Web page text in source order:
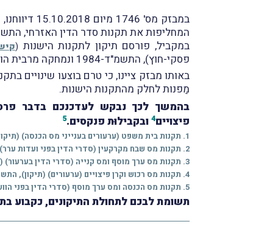
במבזק מס' 1746 מיום 15.10.2018 דיווחנו, בין היתר, על פרסומן של תקנות סדר הדין האזרחי, התשע"ט-2018 (
המחליפות את תקנות סדר הדין האזרחי, התשמ"ד-
במקביל, פורסם תיקון לתקנות הישנות (
פסקי-חוץ), התשמ"ד-1984 ונמחקה מרבית הוראותיהן.
באותו מבזק ציינו, כי טרם בוצעו שינויים
מַפנות לחלק מהתקנות הישנות.
בהמשך לכך נבקש לעדכנכם בדבר
פיצויים4 ובקבילוּת פנקסים.5
1. תקנות בית משפט (ערעורים בענייני מס הכנסה) (תיקון), התשפ"א-2021
2. תקנות מס שבח מקרקעין (סדרי הדין בפני ועדות ערר) (תיקון), התשפ"א-2021
3. תקנות מס ערך מוסף ומס קנייה (סדרי הדין בערעור) (תיקון), התשפ"א-2021
4. תקנות מס רכוש וקרן פיצויים (ערעורים) (תיקון), התשפ"א-2021
5. תקנות מס הכנסה ומס ערך מוסף (סדרי הדין בפני הוועדה לקבילות פנקסים) (תיקון), התשפ"א-2021
תשומת לבכם לתחולת התיקונים, כקבוע